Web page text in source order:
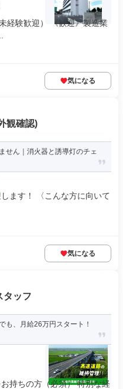
経験歓迎） 《歓迎》製造業
気になる
観確認)
せん｜消火器と誘導灯のチェ
ます！ 〈こんな方に向いて
気になる
タッフ
も、月給26万円スタート！
持ちの方（必須） 特別な経